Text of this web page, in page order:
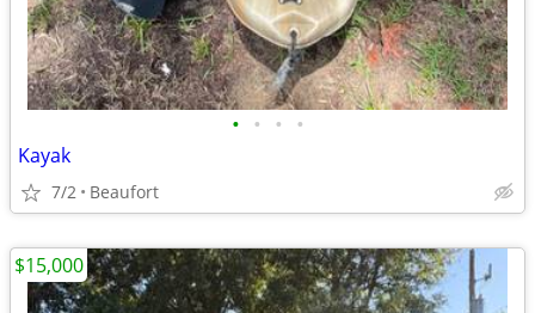
• • • •
Kayak
7/2 Beaufort
$15,000